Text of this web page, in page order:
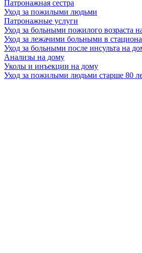
Патронажная сестра
Уход за пожилыми людьми
Патронажные услуги
Уход за больными пожилого возраста
Уход за лежачими больными в
Уход за больными после инсульта на
Анализы на дому
Уколы и инъекции на дому
Уход за пожилыми людьми старше 80